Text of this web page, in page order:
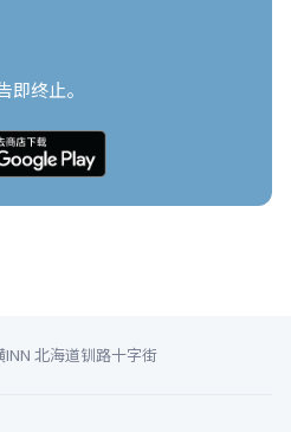
终止。
INN 北海道钏路十字街